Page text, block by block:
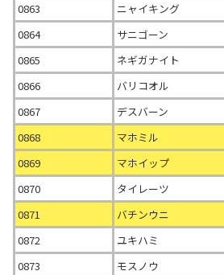
0863
ニャイキング
0864
サニゴーン
0865
ネギガナイト
0866
バリコオル
0867
デスバーン
0868
マホミル
0869
マホイップ
0870
タイレーツ
0871
バチンウニ
0872
ユキハミ
0873
モスノウ